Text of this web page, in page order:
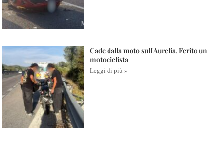
Cade dalla moto sull’Aurelia. Ferito un
motociclista
Leggi di più »